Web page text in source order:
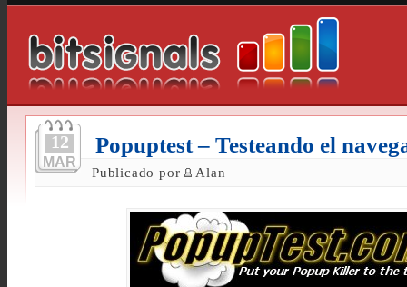
12
MAR
Popuptest – Testeando el
Publicado por Alan